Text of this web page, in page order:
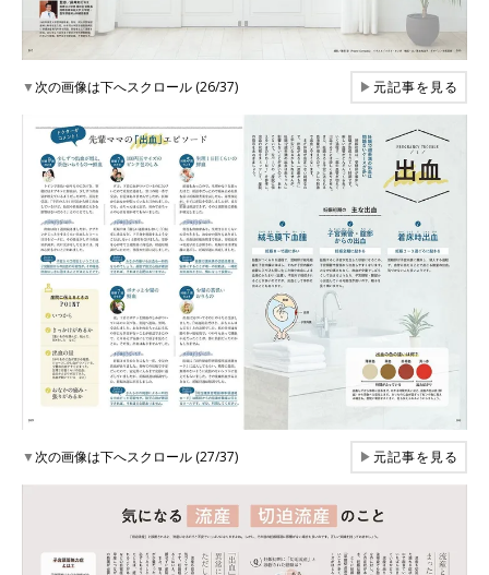
▼次の画像は下へスクロール (26/37) ▶元記事を見る
▼次の画像は下へスクロール (27/37) ▶元記事を見る